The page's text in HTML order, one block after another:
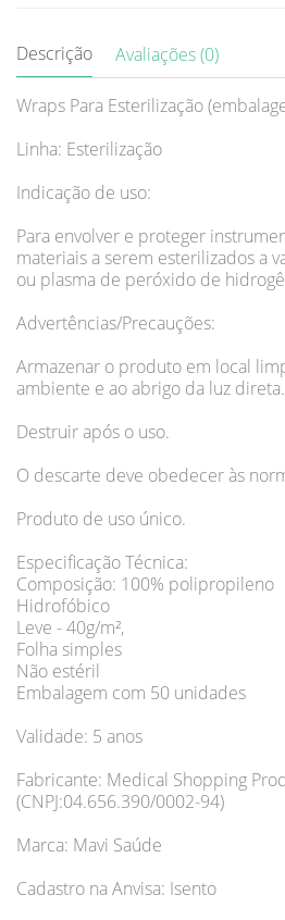
Descrição Avaliações (0)
Wraps Para Esterilização
Linha: Esterilização
Indicação de uso:
Para envolver e proteger
materiais a serem esterilizados a
ou plasma de peróxido de
Advertências/Precauções:
Armazenar o produto em local
ambiente e ao abrigo da luz direta.
Destruir após o uso.
O descarte deve obedecer às
Produto de uso único.
Especificação Técnica:
Composição: 100% polipropileno
Hidrofóbico
Leve - 40g/m²,
Folha simples
Não estéril
Embalagem com 50 unidades
Validade: 5 anos
Fabricante: Medical Shopping
(CNPJ:04.656.390/0002-94)
Marca: Mavi Saúde
Cadastro na Anvisa: Isento